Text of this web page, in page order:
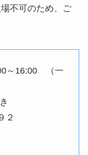
不可のため、ご
～16:00 （一
２